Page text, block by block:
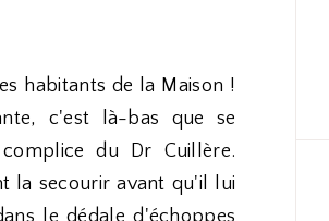
habitants de la Maison !
c'est là-bas que se
du Dr Cuillère.
la secourir avant qu'il lui
le dédale d'échoppes